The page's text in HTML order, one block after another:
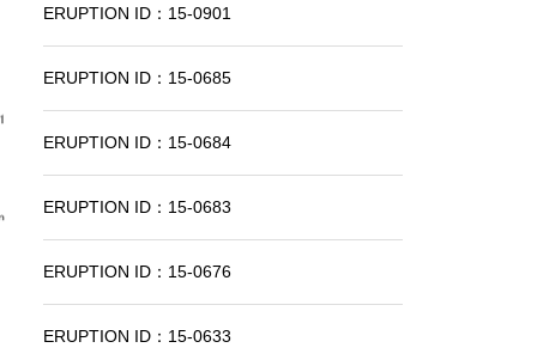
ERUPTION ID：15-0901
ERUPTION ID：15-0685
ERUPTION ID：15-0684
ERUPTION ID：15-0683
ERUPTION ID：15-0676
ERUPTION ID：15-0633